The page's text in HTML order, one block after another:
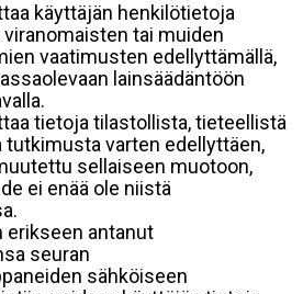
käyttäjän henkilötietoja
tai muiden
vaatimusten edellyttämällä,
lainsäädäntöön
tietoja tilastollista, tieteellistä
tutkimusta varten edellyttäen,
sellaiseen muotoon,
ei enää ole niistä
erikseen antanut
seuran
sähköiseen